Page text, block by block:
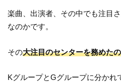
楽曲、出演者、その中でも注目
なのかです。
その大注目のセンターを務めた
KグループとGグループに分かれ